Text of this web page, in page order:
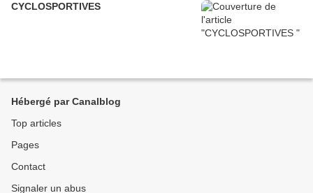
CYCLOSPORTIVES
Hébergé par Canalblog
Top articles
Pages
Contact
Signaler un abus